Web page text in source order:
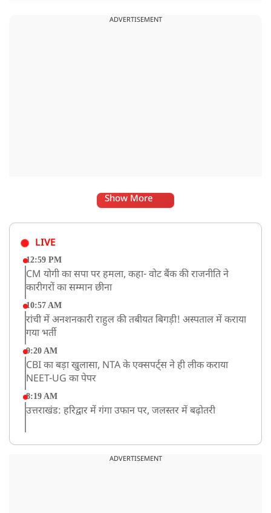
ADVERTISEMENT
Show More
LIVE
12:59 PM
CM योगी का सपा पर हमला, कहा- वोट बैंक की राजनीति ने
कारीगरों का सम्मान छीना
10:57 AM
रांची में अनशनकारी राहुल की तबीयत बिगड़ी! अस्पताल में कराया
गया भर्ती
9:20 AM
CBI का बड़ा खुलासा, NTA के एक्सपर्ट्स ने ही लीक कराया
NEET-UG का पेपर
8:19 AM
उत्तराखंड: हरिद्वार में गंगा उफान पर, जलस्तर में बढ़ोतरी
UP: लखनऊ में चलती कार में लगी आग, युवक की जिंदा जलकर
ADVERTISEMENT